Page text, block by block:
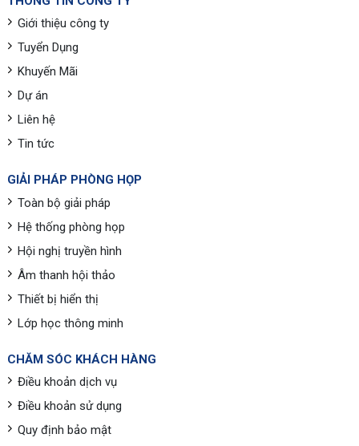
Giới thiệu công ty
Tuyển Dụng
Khuyến Mãi
Dự án
Liên hệ
Tin tức
GIẢI PHÁP PHÒNG HỌP
Toàn bộ giải pháp
Hệ thống phòng họp
Hội nghị truyền hình
Âm thanh hội thảo
Thiết bị hiển thị
Lớp học thông minh
CHĂM SÓC KHÁCH HÀNG
Điều khoản dịch vụ
Điều khoản sử dụng
Quy định bảo mật